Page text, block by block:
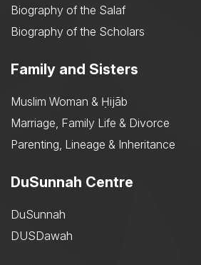
Biography of the Salaf
Biography of the Scholars
Family and Sisters
Muslim Woman & Ḥijāb
Marriage, Family Life & Divorce
Parenting, Lineage & Inheritance
DuSunnah Centre
DuSunnah
DUSDawah